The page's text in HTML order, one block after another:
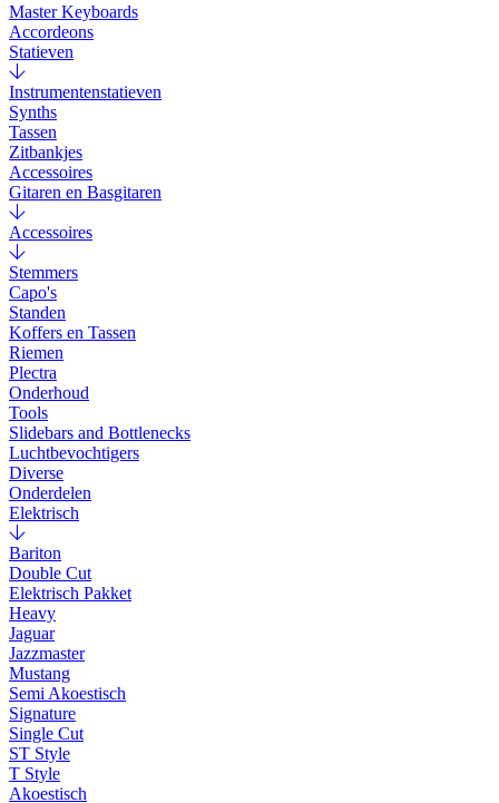
Master Keyboards
Accordeons
Statieven
Instrumentenstatieven
Synths
Tassen
Zitbankjes
Accessoires
Gitaren en Basgitaren
Accessoires
Stemmers
Capo's
Standen
Koffers en Tassen
Riemen
Plectra
Onderhoud
Tools
Slidebars and Bottlenecks
Luchtbevochtigers
Diverse
Onderdelen
Elektrisch
Bariton
Double Cut
Elektrisch Pakket
Heavy
Jaguar
Jazzmaster
Mustang
Semi Akoestisch
Signature
Single Cut
ST Style
T Style
Akoestisch